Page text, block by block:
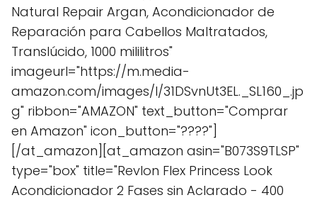
Natural Repair Argan, Acondicionador de
Reparación para Cabellos Maltratados,
Translúcido, 1000 mililitros"
imageurl="https://m.media-
amazon.com/images/I/31DSvnUt3EL._SL160_.jp
g" ribbon="AMAZON" text_button="Comprar
en Amazon" icon_button="????"]
[/at_amazon][at_amazon asin="B073S9TLSP"
type="box" title="Revlon Flex Princess Look
Acondicionador 2 Fases sin Aclarado - 400